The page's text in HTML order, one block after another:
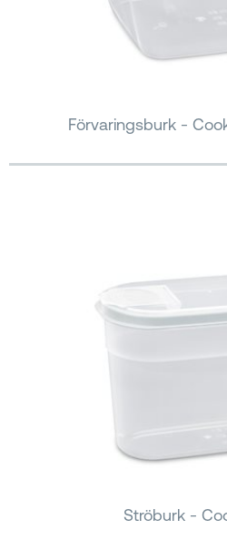
Förvaringsburk -
Ströburk -